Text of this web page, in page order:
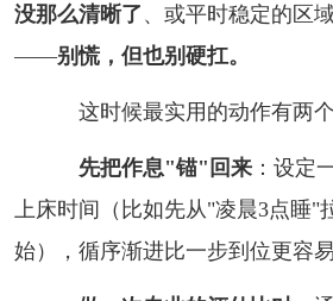
没那么清晰了 、或平时稳定的区
——别慌，但也别硬扛。
这时候最实用的动作有两个
先把作息"锚"回来：设定
上床时间（比如先从"凌晨3点睡"
始），循序渐进比一步到位更容易